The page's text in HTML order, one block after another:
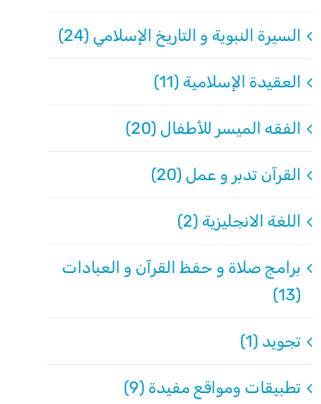
السيرة النبوية و التاريخ الإسلامي (24)
العقيدة الإسلامية (11)
الفقه الميسر للأطفال (20)
القرآن تدبر و عمل (20)
اللغة الانجليزية (2)
برامج صلاة و حفظ القرآن و العبادات
(13)
تجويد (1)
تطبيقات ومواقع مفيدة (9)